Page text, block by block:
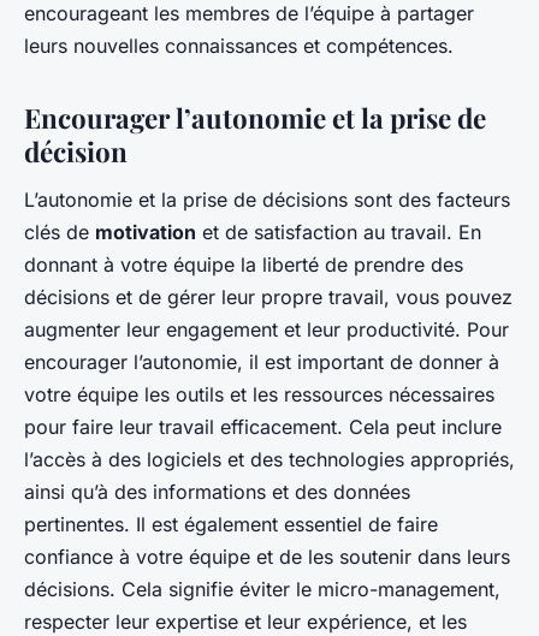
encourageant les membres de l’équipe à partager
leurs nouvelles connaissances et compétences.
Encourager l’autonomie et la prise de
décision
L’autonomie et la prise de décisions sont des facteurs
clés de motivation et de satisfaction au travail. En
donnant à votre équipe la liberté de prendre des
décisions et de gérer leur propre travail, vous pouvez
augmenter leur engagement et leur productivité. Pour
encourager l’autonomie, il est important de donner à
votre équipe les outils et les ressources nécessaires
pour faire leur travail efficacement. Cela peut inclure
l’accès à des logiciels et des technologies appropriés,
ainsi qu’à des informations et des données
pertinentes. Il est également essentiel de faire
confiance à votre équipe et de les soutenir dans leurs
décisions. Cela signifie éviter le micro-management,
respecter leur expertise et leur expérience, et les